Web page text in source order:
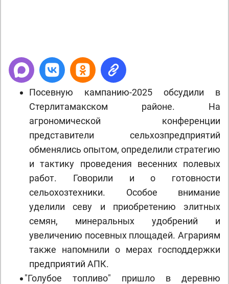
Посевную кампанию-2025 обсудили в
Стерлитамакском районе. На
агрономической конференции
представители сельхозпредприятий
обменялись опытом, определили стратегию
и тактику проведения весенних полевых
работ. Говорили и о готовности
сельохозтехники. Особое внимание
уделили севу и приобретению элитных
семян, минеральных удобрений и
увеличению посевных площадей. Аграриям
также напомнили о мерах господдержки
предприятий АПК.
"Голубое топливо" пришло в деревню